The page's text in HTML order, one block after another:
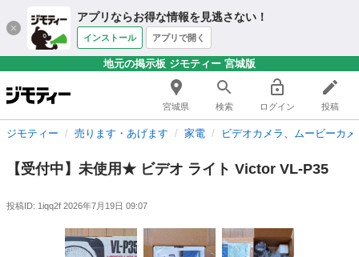
アプリならお得な情報を見逃さない！
インストール アプリで開く
地元の掲示板 ジモティー 宮城版
宮城県 検索 ログイン 投稿
ジモティー 売ります・あげます 家電 ビデオカメラ、ムービーカメ
【受付中】未使用★ ビデオ ライト Victor VL-P35
投稿ID: 1iqq2f 2026年7月19日 09:07